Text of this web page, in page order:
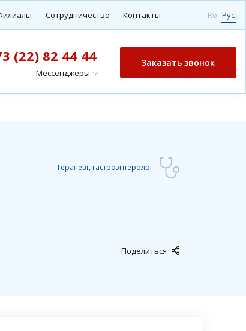
Сотрудничество Контакты Ro Рус
(22) 82 44 44
Мессенджеры
Заказать звонок
Терапевт, гастроэнтеролог
Поделиться